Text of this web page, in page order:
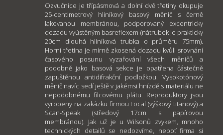
Ozvučnice je třípásmová a dolní dvě třetiny okupuje
25-centimetrový hliníkový basový měnič s černě
lakovanou membránou, podporovaný excentricky
dozadu vyústěným basreflexem (nátrubek je prakticky
20cm dlouhá hliníková trubka o průměru 75mm).
Horní třetina je mírně zkosená dozadu kvůli srovnání
časového posunu vyzařování všech měničů a
podobně jako basová sekce je opatřena částečně
zapuštěnou antidifrakční podložkou. Vysokotónový
měnič navíc sedí ještě v jakémsi hnízdě s materiálu ne
nepodobnému filcovému plátu. Reproduktory jsou
vyrobeny na zakázku firmou Focal (výškový titanový) a
Scan-Speak (středový 17cm s papírovou
membránou). Jak už je u Wilsonů zvykem, mnoho
technických detailů se nedozvíme, neboť firma si